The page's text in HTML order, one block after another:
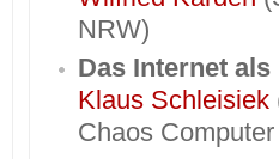
NRW)
Das Internet
Klaus Schleisiek
Chaos